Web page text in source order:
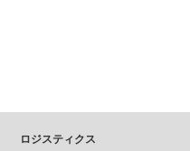
ロジスティクス